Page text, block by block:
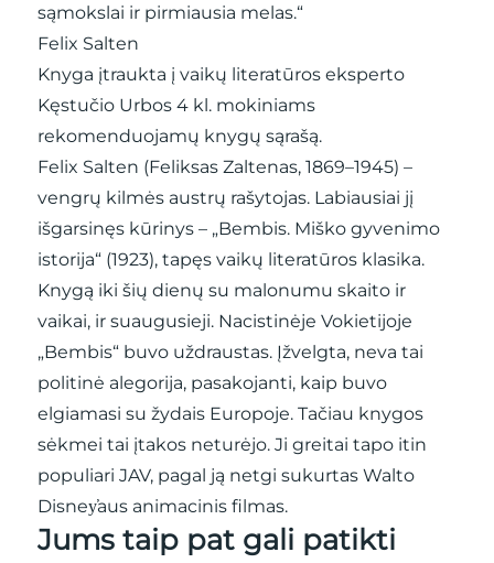
sąmokslai ir pirmiausia melas.“
Felix Salten
Knyga įtraukta į vaikų literatūros eksperto
Kęstučio Urbos 4 kl. mokiniams
rekomenduojamų knygų sąrašą.
Felix Salten (Feliksas Zaltenas, 1869–1945) –
vengrų kilmės austrų rašytojas. Labiausiai jį
išgarsinęs kūrinys – „Bembis. Miško gyvenimo
istorija“ (1923), tapęs vaikų literatūros klasika.
Knygą iki šių dienų su malonumu skaito ir
vaikai, ir suaugusieji. Nacistinėje Vokietijoje
„Bembis“ buvo uždraustas. Įžvelgta, neva tai
politinė alegorija, pasakojanti, kaip buvo
elgiamasi su žydais Europoje. Tačiau knygos
sėkmei tai įtakos neturėjo. Ji greitai tapo itin
populiari JAV, pagal ją netgi sukurtas Walto
Disney̕aus animacinis filmas.
Jums taip pat gali patikti